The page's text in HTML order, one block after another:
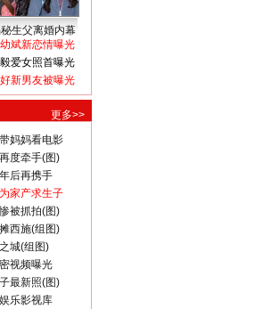
生父离婚内幕
斌新恋情曝光
爱女照首曝光
新男友被曝光
更多>>
妈妈看电影
度牵手(图)
后再携手
家产求生子
被抓拍(图)
西施(组图)
城(组图)
视频曝光
最新照(图)
乐影视库